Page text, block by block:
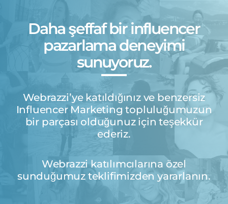
Daha şeffaf bir influencer
pazarlama deneyimi
sunuyoruz.
Webrazzi’ye katıldığınız ve benzersiz
Influencer Marketing topluluğumuzun
bir parçası olduğunuz için teşekkür
ederiz.
Webrazzi katılımcılarına özel
sunduğumuz teklifimizden yararlanın.